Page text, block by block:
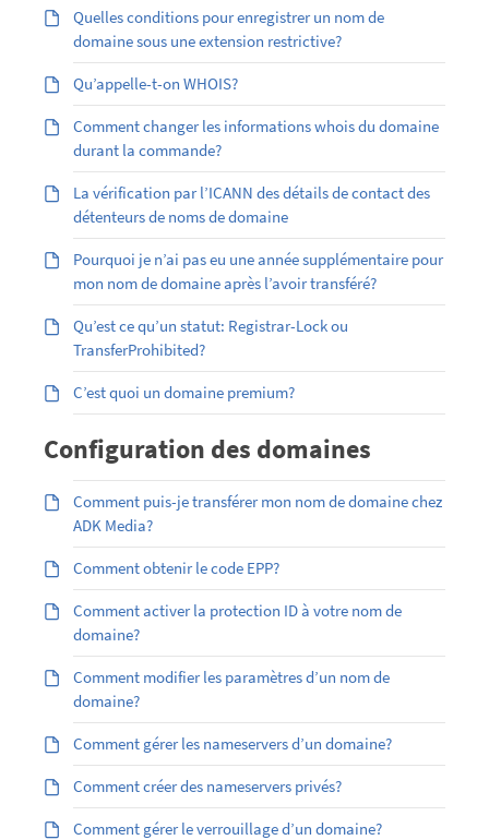
Quelles conditions pour enregistrer un nom de
domaine sous une extension restrictive?
Qu’appelle-t-on WHOIS?
Comment changer les informations whois du domaine
durant la commande?
La vérification par l’ICANN des détails de contact des
détenteurs de noms de domaine
Pourquoi je n’ai pas eu une année supplémentaire pour
mon nom de domaine après l’avoir transféré?
Qu’est ce qu’un statut: Registrar-Lock ou
TransferProhibited?
C’est quoi un domaine premium?
Configuration des domaines
Comment puis-je transférer mon nom de domaine chez
ADK Media?
Comment obtenir le code EPP?
Comment activer la protection ID à votre nom de
domaine?
Comment modifier les paramètres d’un nom de
domaine?
Comment gérer les nameservers d’un domaine?
Comment créer des nameservers privés?
Comment gérer le verrouillage d’un domaine?